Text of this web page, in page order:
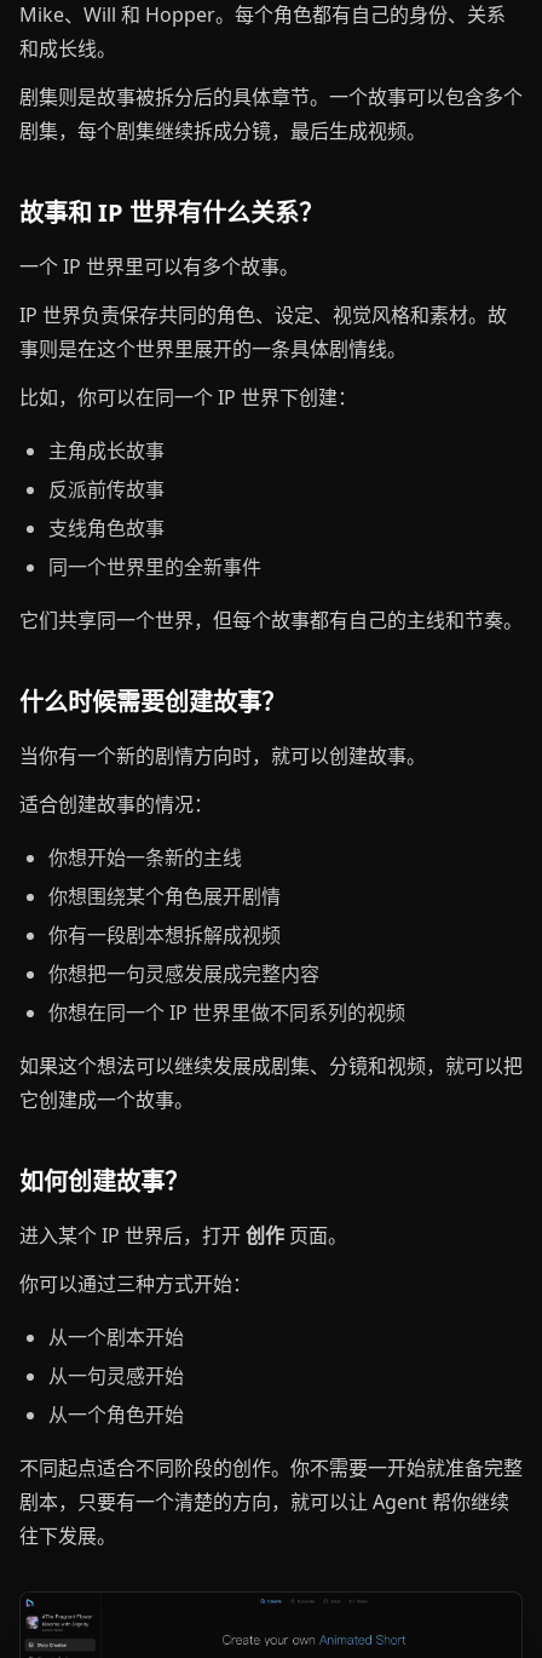
Mike、Will 和 Hopper。每个角色都有自己的身份、关系
和成长线。
剧集则是故事被拆分后的具体章节。一个故事可以包含多个
剧集，每个剧集继续拆成分镜，最后生成视频。
故事和 IP 世界有什么关系？
一个 IP 世界里可以有多个故事。
IP 世界负责保存共同的角色、设定、视觉风格和素材。故
事则是在这个世界里展开的一条具体剧情线。
比如，你可以在同一个 IP 世界下创建：
主角成长故事
反派前传故事
支线角色故事
同一个世界里的全新事件
它们共享同一个世界，但每个故事都有自己的主线和节奏。
什么时候需要创建故事？
当你有一个新的剧情方向时，就可以创建故事。
适合创建故事的情况：
你想开始一条新的主线
你想围绕某个角色展开剧情
你有一段剧本想拆解成视频
你想把一句灵感发展成完整内容
你想在同一个 IP 世界里做不同系列的视频
如果这个想法可以继续发展成剧集、分镜和视频，就可以把
它创建成一个故事。
如何创建故事？
进入某个 IP 世界后，打开创作 页面。
你可以通过三种方式开始：
从一个剧本开始
从一句灵感开始
从一个角色开始
不同起点适合不同阶段的创作。你不需要一开始就准备完整
剧本，只要有一个清楚的方向，就可以让 Agent 帮你继续
往下发展。